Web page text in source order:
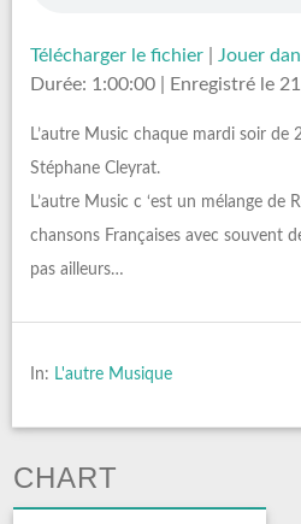
Télécharger le fichier Jouer
Durée: 1:00:00
Enregistré le
L’autre Music chaque mardi soir de
Stéphane Cleyrat.
L’autre Music c ‘est un mélange de
chansons Françaises avec souvent
pas ailleurs…
In: L'autre Musique
CHART